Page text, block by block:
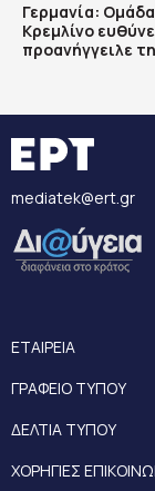
Γερμανία:
Κρεμλίνο
προανήγγειλε
mediatek@ert.gr
ΕΤΑΙΡΕΙΑ
ΓΡΑΦΕΙΟ ΤΥΠΟΥ
ΔΕΛΤΙΑ ΤΥΠΟΥ
ΧΟΡΗΓΙΕΣ